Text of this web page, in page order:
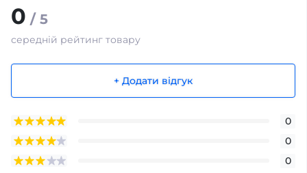
0 / 5
середній рейтинг товару
+ Додати відгук
0
0
0